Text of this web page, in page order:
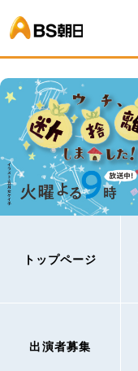
トップページ
出演者募集